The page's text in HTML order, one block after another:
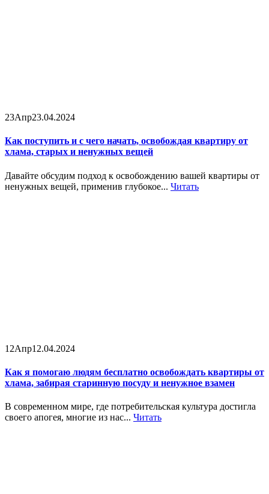
23Апр23.04.2024
Как поступить и с чего начать, освобождая квартиру от
хлама, старых и ненужных вещей
Давайте обсудим подход к освобождению вашей квартиры от
ненужных вещей, применив глубокое... Читать
12Апр12.04.2024
Как я помогаю людям бесплатно освобождать квартиры от
хлама, забирая старинную посуду и ненужное взамен
В современном мире, где потребительская культура достигла
своего апогея, многие из нас... Читать